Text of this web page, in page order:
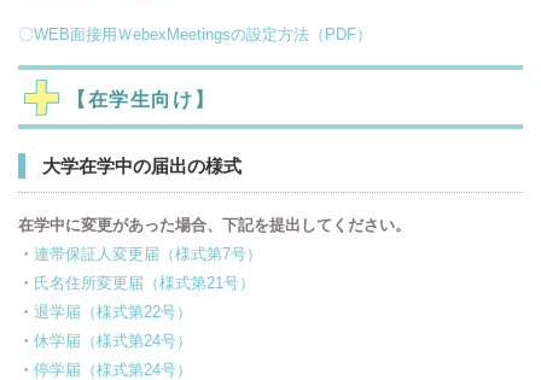
〇WEB面接用ＷebexMeetingsの設定方法（PDF）
【在学生向け】
大学在学中の届出の様式
在学中に変更があった場合、下記を提出してください。
・ 連帯保証人変更届（様式第7号）
・ 氏名住所変更届（様式第21号）
・ 退学届（様式第22号）
・ 休学届（様式第24号）
・ 停学届（様式第24号）